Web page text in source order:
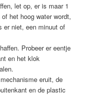
let op, er is maar 1
het hoog water wordt,
er niet, een minuut of
Probeer er eentje
en het klok
eruit, de
en de plastic